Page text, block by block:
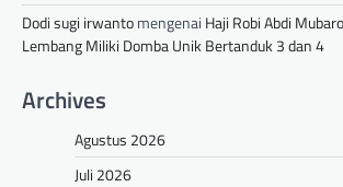
Dodi sugi irwantomengenai Haji Robi Abdi
Lembang Miliki Domba Unik Bertanduk 3 dan 4
Archives
Agustus 2026
Juli 2026